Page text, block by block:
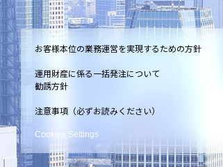
お客様本位の業務運営を実現するための方針
運用財産に係る一括発注について
勧誘方針
注意事項（必ずお読みください）
Cookies Settings